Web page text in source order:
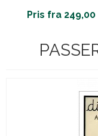
Pris fra 249,00